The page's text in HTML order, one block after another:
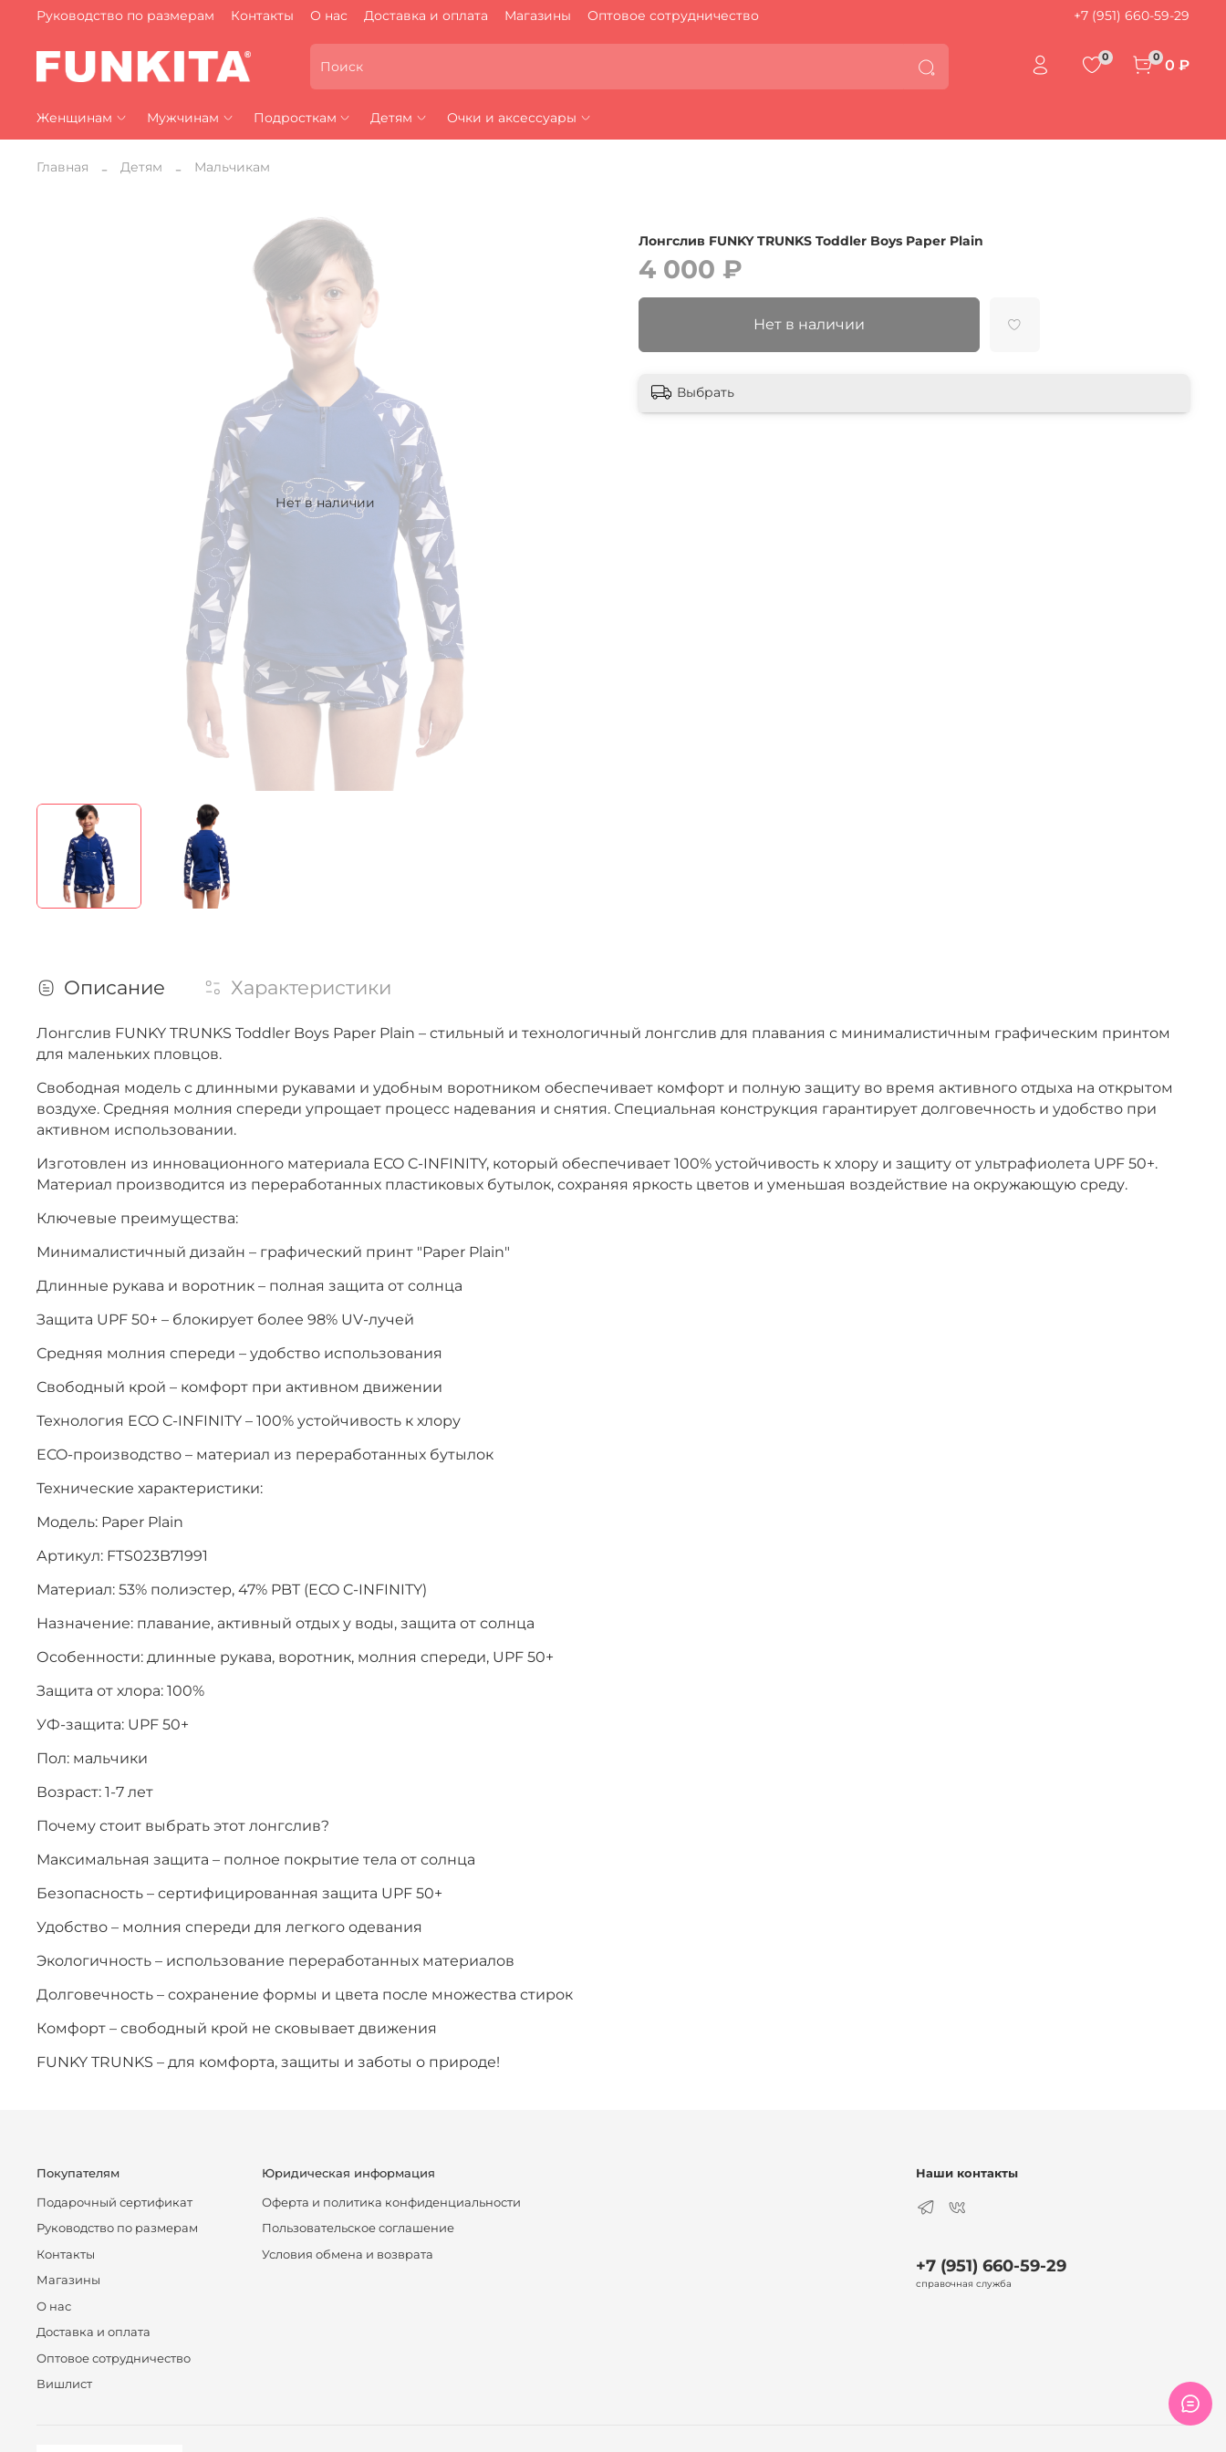
Руководство по размерам Контакты О нас Доставка и оплата Магазины Оптовое сотрудничество +7 (951) 660-59-29
0 0 0 ₽
Женщинам Мужчинам Подросткам Детям Очки и аксессуары
Главная Детям Мальчикам
Нет в наличии
Лонгслив FUNKY TRUNKS Toddler Boys Paper Plain
4 000 ₽
Нет в наличии
Выбрать
Описание Характеристики
Лонгслив FUNKY TRUNKS Toddler Boys Paper Plain – стильный и технологичный лонгслив для плавания с минималистичным графическим принтом
для маленьких пловцов.
Свободная модель с длинными рукавами и удобным воротником обеспечивает комфорт и полную защиту во время активного отдыха на открытом
воздухе. Средняя молния спереди упрощает процесс надевания и снятия. Специальная конструкция гарантирует долговечность и удобство при
активном использовании.
Изготовлен из инновационного материала ECO C-INFINITY, который обеспечивает 100% устойчивость к хлору и защиту от ультрафиолета UPF 50+.
Материал производится из переработанных пластиковых бутылок, сохраняя яркость цветов и уменьшая воздействие на окружающую среду.
Ключевые преимущества:
Минималистичный дизайн – графический принт "Paper Plain"
Длинные рукава и воротник – полная защита от солнца
Защита UPF 50+ – блокирует более 98% UV-лучей
Средняя молния спереди – удобство использования
Свободный крой – комфорт при активном движении
Технология ECO C-INFINITY – 100% устойчивость к хлору
ECO-производство – материал из переработанных бутылок
Технические характеристики:
Модель: Paper Plain
Артикул: FTS023B71991
Материал: 53% полиэстер, 47% PBT (ECO C-INFINITY)
Назначение: плавание, активный отдых у воды, защита от солнца
Особенности: длинные рукава, воротник, молния спереди, UPF 50+
Защита от хлора: 100%
УФ-защита: UPF 50+
Пол: мальчики
Возраст: 1-7 лет
Почему стоит выбрать этот лонгслив?
Максимальная защита – полное покрытие тела от солнца
Безопасность – сертифицированная защита UPF 50+
Удобство – молния спереди для легкого одевания
Экологичность – использование переработанных материалов
Долговечность – сохранение формы и цвета после множества стирок
Комфорт – свободный крой не сковывает движения
FUNKY TRUNKS – для комфорта, защиты и заботы о природе!
Покупателям
Подарочный сертификат
Руководство по размерам
Контакты
Магазины
О нас
Доставка и оплата
Оптовое сотрудничество
Вишлист
Юридическая информация
Оферта и политика конфиденциальности
Пользовательское соглашение
Условия обмена и возврата
Наши контакты
+7 (951) 660-59-29
справочная служба